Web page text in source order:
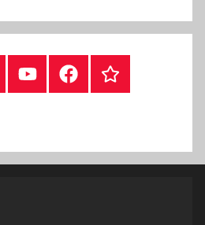
YouTubeFacebookTikTok